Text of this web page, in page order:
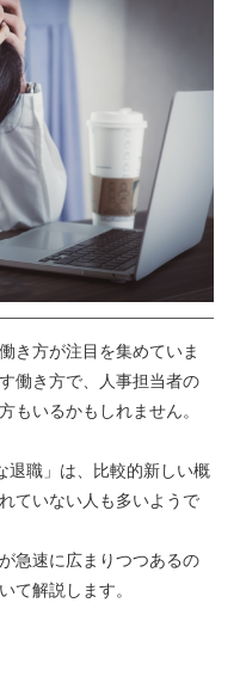
き方が注目を集めていま
働き方で、人事担当者の
もいるかもしれません。
退職」は、比較的新しい概
ていない人も多いようで
急速に広まりつつあるの
て解説します。